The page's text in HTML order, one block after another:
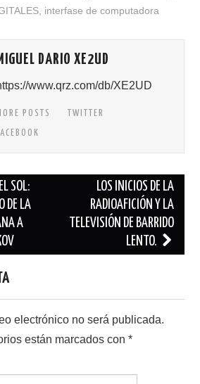
interfase de computadora
DARIO XE2UD
www.qrz.com/db/XE2UD
POSTS
TWITTER
SOL:
DE LA
A
LOS INICIOS DE LA
RADIOAFICIÓN Y LA
TELEVISIÓN DE BARRIDO
LENTO.
electrónico no será publicada.
están marcados con*